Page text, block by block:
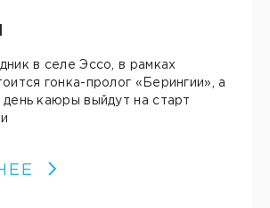
в селе Эссо, в рамках
гонка-пролог «Берингии», а
каюры выйдут на старт